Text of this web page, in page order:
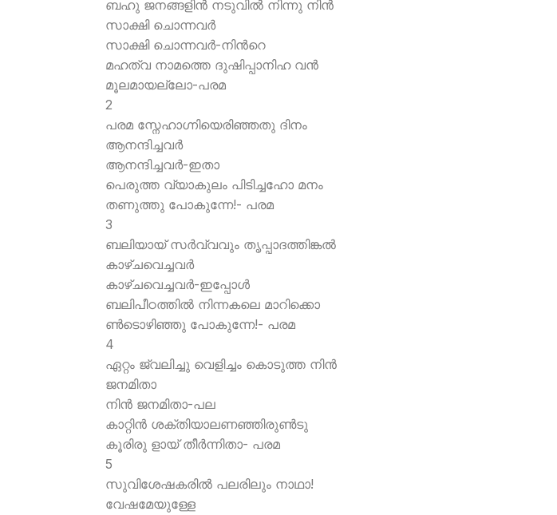
ബഹു ജനങ്ങളിന്‍ നടുവില്‍ നിന്നു നിന്‍
സാക്ഷി ചൊന്നവര്‍
സാക്ഷി ചൊന്നവര്‍-നിന്‍റെ
മഹത്വ നാമത്തെ ദുഷിപ്പാനിഹ വന്‍
മൂലമായല്ലോ-പരമ
2
പരമ സ്നേഹാഗ്നിയെരിഞ്ഞതു ദിനം
ആനന്ദിച്ചവര്‍
ആനന്ദിച്ചവര്‍-ഇതാ
പെരുത്ത വ്യാകുലം പിടിച്ചഹോ മനം
തണുത്തു പോകുന്നേ!- പരമ
3
ബലിയായ് സര്‍വ്വവും തൃപ്പാദത്തിങ്കല്‍
കാഴ്ചവെച്ചവര്‍
കാഴ്ചവെച്ചവര്‍-ഇപ്പോള്‍
ബലിപീഠത്തില്‍ നിന്നകലെ മാറിക്കൊ
ണ്‍ടൊഴിഞ്ഞു പോകുന്നേ!- പരമ
4
ഏറ്റം ജ്വലിച്ചു വെളിച്ചം കൊടുത്ത നിന്‍
ജനമിതാ
നിന്‍ ജനമിതാ-പല
കാറ്റിന്‍ ശക്തിയാലണഞ്ഞിരുണ്‍ടു
കൂരിരു ളായ് തീര്‍ന്നിതാ- പരമ
5
സുവിശേഷകരില്‍ പലരിലും നാഥാ!
വേഷമേയുള്ളേ